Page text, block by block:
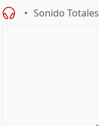
Sonido Totales